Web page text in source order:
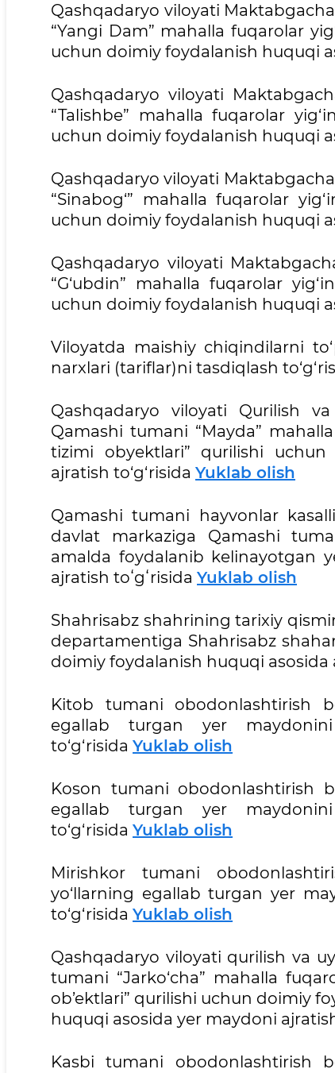
Qashqadaryo viloyati
“Yangi Dam” mahalla fuqarolar
uchun doimiy foydalanish huquqi
Qashqadaryo viloyati
“Talishbe” mahalla fuqarolar
uchun doimiy foydalanish huquqi
Qashqadaryo viloyati
“Sinabog‘” mahalla fuqarolar
uchun doimiy foydalanish huquqi
Qashqadaryo viloyati
“G‘ubdin” mahalla fuqarolar
uchun doimiy foydalanish huquqi
Viloyatda maishiy chiqindilarni
narxlari (tariflar)ni tasdiqlash
Qashqadaryo viloyati Qurilish
Qamashi tumani “Mayda”
tizimi obyektlari” qurilishi
ajratish to‘g‘risida Yuklab olish
Qamashi tumani hayvonlar
davlat markaziga Qamashi
amalda foydalanib kelinayotgan
ajratish toʻgʻrisida Yuklab olish
Shahrisabz shahrining tarixiy
departamentiga Shahrisabz
doimiy foydalanish huquqi asosida
Kitob tumani obodonlashtirish
egallab turgan yer
to‘g‘risida Yuklab olish
Koson tumani obodonlashtirish
egallab turgan yer
to‘g‘risida Yuklab olish
Mirishkor tumani
yo‘llarning egallab turgan yer
to‘g‘risida Yuklab olish
Qashqadaryo viloyati qurilish va
tumani “Jarko‘cha” mahalla
ob’ektlari” qurilishi uchun doimiy
huquqi asosida yer maydoni
Kasbi tumani obodonlashtirish